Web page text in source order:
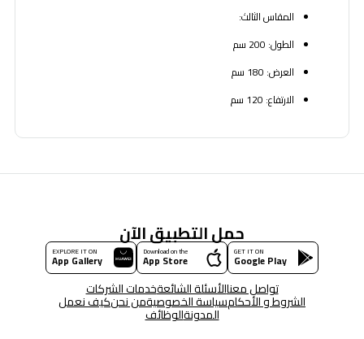
المقاس الثالث:
الطول: 200 سم
العرض: 180 سم
الارتفاع: 120 سم
حمل التطبيق الآن
GET IT ON
Google Play
Download on the
App Store
EXPLORE IT ON
App Gallery
تواصل معناالأسئلة الشائعةخدمات الشركات
الشروط و الأحكامسياسة الخصوصيةمن نحنكيف نعمل
المدونةالوظائف